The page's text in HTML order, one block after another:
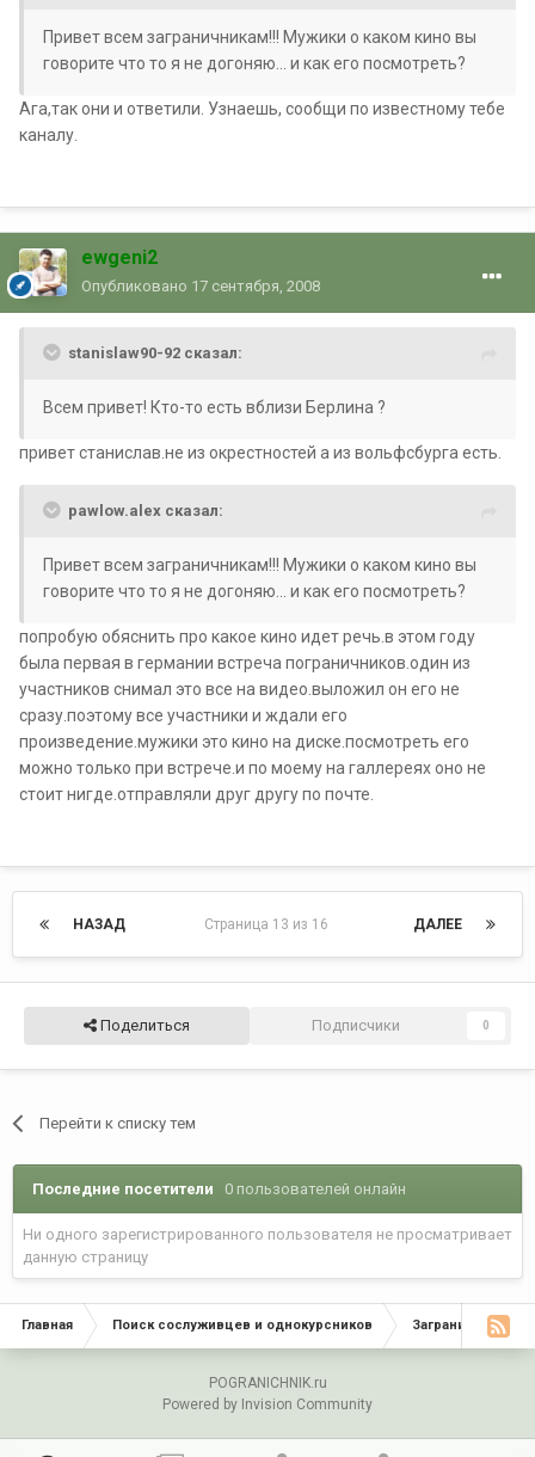
Привет всем заграничникам!!! Мужики о каком кино вы
говорите что то я не догоняю... и как его посмотреть?
Ага,так они и ответили. Узнаешь, сообщи по известному тебе
каналу.
ewgeni2
Опубликовано 17 сентября, 2008
stanislaw90-92 сказал:
Всем привет! Кто-то есть вблизи Берлина ?
привет станислав.не из окрестностей а из вольфсбурга есть.
pawlow.alex сказал:
Привет всем заграничникам!!! Мужики о каком кино вы
говорите что то я не догоняю... и как его посмотреть?
попробую обяснить про какое кино идет речь.в этом году
была первая в германии встреча пограничников.один из
участников снимал это все на видео.выложил он его не
сразу.поэтому все участники и ждали его
произведение.мужики это кино на диске.посмотреть его
можно только при встрече.и по моему на галлереях оно не
стоит нигде.отправляли друг другу по почте.
НАЗАД ДАЛЕЕ
Страница 13 из 16
Поделиться Подписчики 0
Перейти к списку тем
Последние посетители 0 пользователей онлайн
Ни одного зарегистрированного пользователя не просматривает
данную страницу
Главная Поиск сослуживцев и однокурсников Заграничники
POGRANICHNIK.ru
Powered by Invision Community